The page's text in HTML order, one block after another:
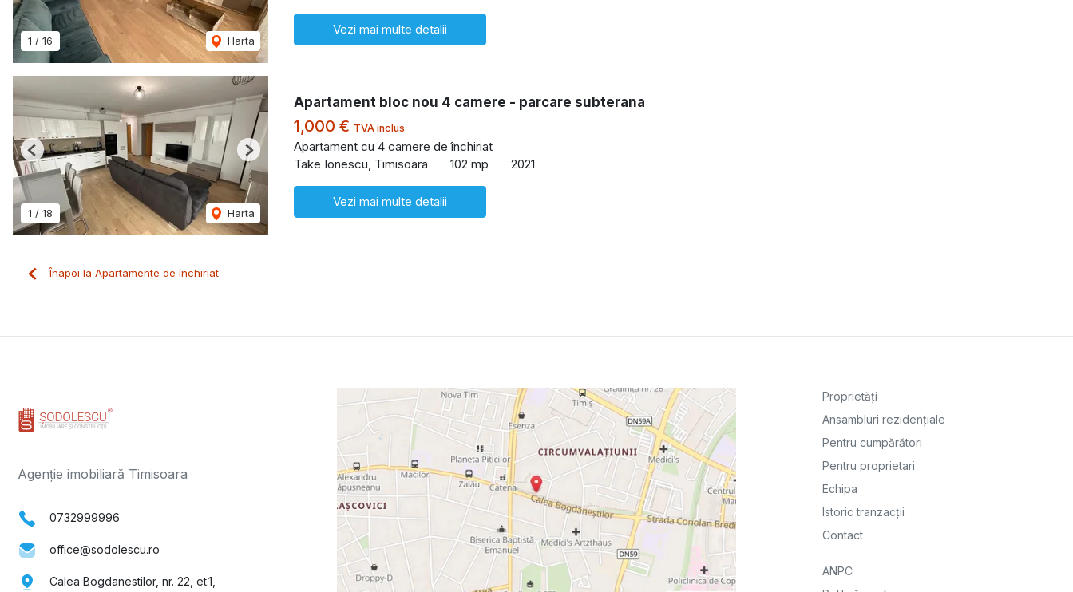
1 / 16 Harta
Vezi mai multe detalii
1 / 18 Harta
Previous Next
Apartament bloc nou 4 camere - parcare subterana
1,000 € TVA inclus
Apartament cu 4 camere de închiriat
Take Ionescu, Timisoara
102 mp 2021
Vezi mai multe detalii
Înapoi la Apartamente de închiriat
Agenție imobiliară Timisoara
0732999996
office@sodolescu.ro
Calea Bogdanestilor, nr. 22, et.1,
Proprietăți
Ansambluri rezidențiale
Pentru cumpărători
Pentru proprietari
Echipa
Istoric tranzacții
Contact
ANPC